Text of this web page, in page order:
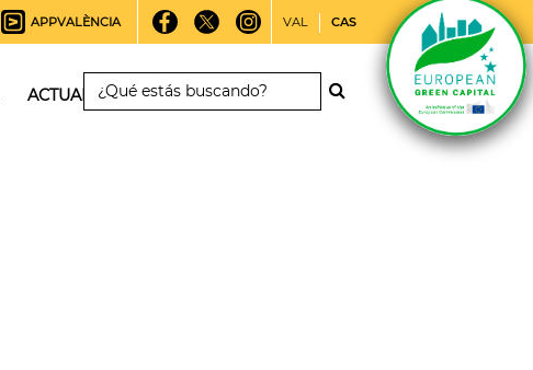
APPVALÈNCIA VAL CAS
ACTUALIDAD